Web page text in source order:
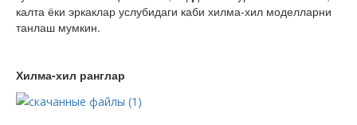
калта ёки эркаклар услубидаги каби хилма-хил моделларни
танлаш мумкин.
Хилма-хил ранглар